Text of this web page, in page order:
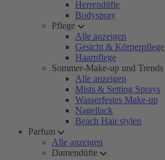
Herrendüfte
Bodyspray
Pflege
Alle anzeigen
Gesicht & Körperpflege
Haarpflege
Sommer-Make-up und Trends
Alle anzeigen
Mists & Setting Sprays
Wasserfestes Make-up
Nagellack
Beach Hair stylen
Parfum
Alle anzeigen
Damendüfte